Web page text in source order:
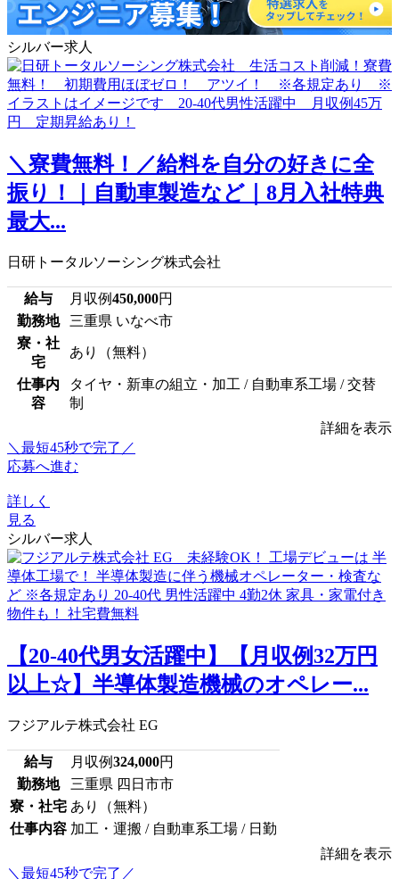
シルバー求人
＼寮費無料！／給料を自分の好きに全
振り！｜自動車製造など｜8月入社特典
最大...
日研トータルソーシング株式会社
給与 月収例450,000円
勤務地
三重県 いなべ市
寮・社
宅
あり（無料）
仕事内
容
タイヤ・新車の組立・加工 / 自動車系工場 / 交替
制
詳細を表示
＼最短45秒で完了／
応募へ進む
詳しく
見る
シルバー求人
【20-40代男女活躍中】【月収例32万円
以上☆】半導体製造機械のオペレー...
フジアルテ株式会社 EG
給与 月収例324,000円
勤務地
三重県 四日市市
寮・社宅 あり（無料）
仕事内容 加工・運搬 / 自動車系工場 / 日勤
詳細を表示
＼最短45秒で完了／